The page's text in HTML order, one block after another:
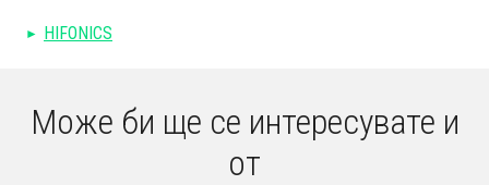
HIFONICS
Може би ще се интересувате и
от